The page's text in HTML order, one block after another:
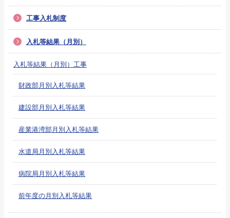
工事入札制度
入札等結果（月別）
入札等結果（月別）工事
財政部月別入札等結果
建設部月別入札等結果
産業港湾部月別入札等結果
水道局月別入札等結果
病院局月別入札等結果
前年度の月別入札等結果